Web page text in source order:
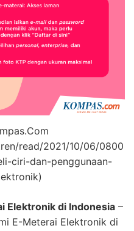
read/2021/10/06/0800
ciri-dan-penggunaan-
Elektronik di Indonesia –
E-Meterai Elektronik di